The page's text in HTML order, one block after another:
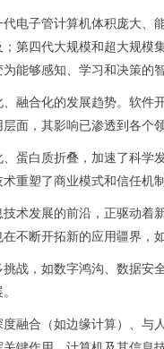
电子管计算机体积庞大
第四代大规模和超大规
能够感知、学习和决策的智
融合化的发展趋势。软
面，其影响已渗透到各个
蛋白质折叠，加速了科
重塑了商业模式和信任机
术发展的前沿，正驱动
不断开拓新的应用疆界，
战，如数字鸿沟、数据
融合（如边缘计算）、